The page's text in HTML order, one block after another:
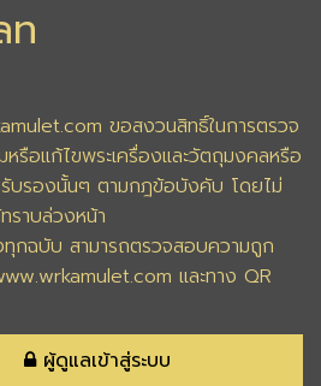
ท
ขอสงวนสิทธิ์ในการตรวจ
หรือแก้ไขพระเครื่องและวัตถุมงคลหรือ
บรองนั้นๆ ตามกฎข้อบังคับ โดยไม่
ราบล่วงหน้า
กฉบับ สามารถตรวจสอบความถูก
และทาง QR
ผู้ดูแลเข้าสู่ระบบ